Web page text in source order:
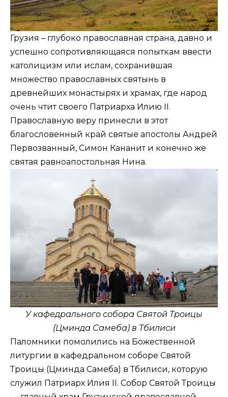
Грузия – глубоко православная страна, давно и
успешно сопротивляющаяся попыткам ввести
католицизм или ислам, сохранившая
множество православных святынь в
древнейших монастырях и храмах, где народ
очень чтит своего Патриарха Илию ІІ.
Православную веру принесли в этот
благословенный край святые апостолы Андрей
Первозванный, Симон Кананит и конечно же
святая равноапостольная Нина.
У кафедрального собора Святой Троицы
(Цминда Самеба) в Тбилиси
Паломники помолились на Божественной
литургии в кафедральном соборе Святой
Троицы (Цминда Самеба) в Тбилиси, которую
служил Патриарх Илия ІІ. Собор Святой Троицы